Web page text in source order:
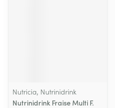
Nutricia, Nutrinidrink
Nutrinidrink Fraise Multi F.